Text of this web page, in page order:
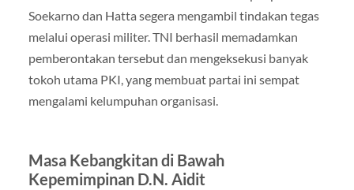
Soekarno dan Hatta segera mengambil tindakan tegas
melalui operasi militer. TNI berhasil memadamkan
pemberontakan tersebut dan mengeksekusi banyak
tokoh utama PKI, yang membuat partai ini sempat
mengalami kelumpuhan organisasi.
Masa Kebangkitan di Bawah
Kepemimpinan D.N. Aidit